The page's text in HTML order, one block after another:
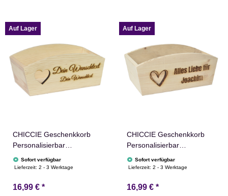
Auf Lager
CHICCIE Geschenkkorb
Personalisierbar
Wunschtext mit Herz
24x13x8cm Abgerundet
Geschenkidee Holzkiste
Sofort verfügbar
Lieferzeit:2 - 3 Werktage
16,99 € *
Auf Lager
CHICCIE Geschenkkorb
Personalisierbar
Wunschtext mit Herz
24x13x8cm Abgerundet
Geschenkidee Holzkiste
Sofort verfügbar
Lieferzeit:2 - 3 Werktage
16,99 € *